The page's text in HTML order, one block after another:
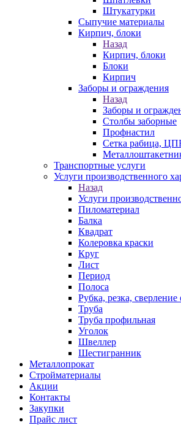
Штукатурки
Сыпучие материалы
Кирпич, блоки
Назад
Кирпич, блоки
Блоки
Кирпич
Заборы и ограждения
Назад
Заборы и
Столбы заборные
Профнастил
Сетка рабица,
Транспортные услуги
Услуги производственного
Назад
Услуги
Пиломатериал
Балка
Квадрат
Колеровка краски
Круг
Лист
Период
Полоса
Рубка, резка, сверление
Труба
Труба профильная
Уголок
Швеллер
Шестигранник
Металлопрокат
Стройматериалы
Акции
Контакты
Закупки
Прайс лист